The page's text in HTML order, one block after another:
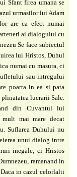
Sfant firea umana se
urmasilor lui Adam
are ca efect numai
ai dialogului cu
Se face subiectul
lui Hristos, Duhul
numai cu masura, ci
sau intregului
poarta in ea si pata
plinatatea lucrarii Sale.
din Cuvantul lui
mai mare decat
Suflarea Duhului nu
unui dialog intre
inegale, ci Hristos
ramanand in
in cazul celorlalti